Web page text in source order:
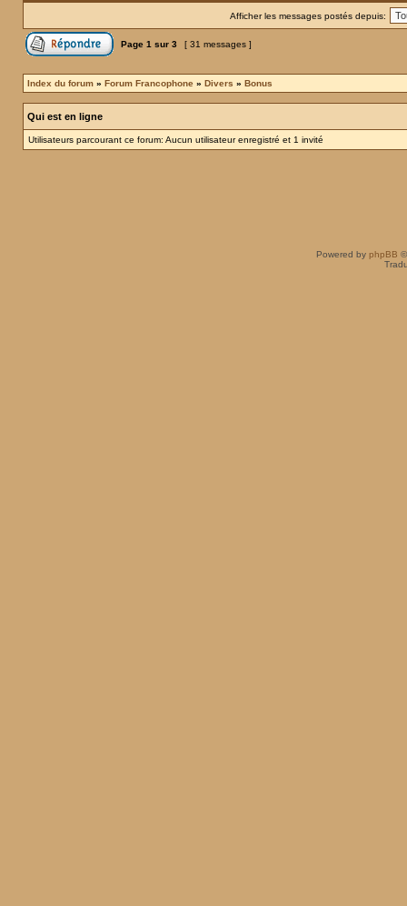
Afficher les messages postés depuis:
Page 1 sur 3 [ 31 messages ]
Index du forum » Forum Francophone » Divers » Bonus
Qui est en ligne
Utilisateurs parcourant ce forum: Aucun utilisateur enregistré et 1 invité
Powered by phpBB